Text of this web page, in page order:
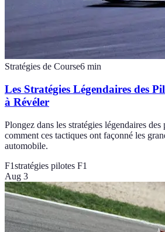
Stratégies de Course6 min
Les Stratégies Légendaires des
à Révéler
Plongez dans les stratégies légendaires
comment ces tactiques ont façonné les
automobile.
F1stratégies pilotes F1
Aug 3